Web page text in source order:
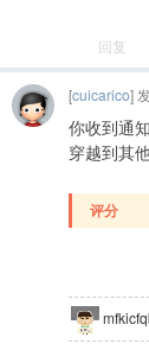
回复
[cuicarico]
你收到通
穿越到其
评分